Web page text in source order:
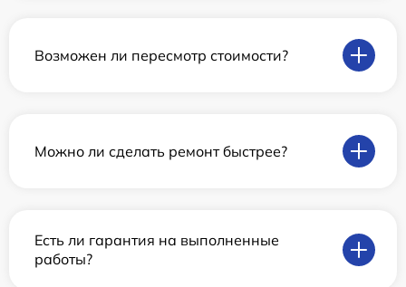
Возможен ли пересмотр стоимости?
Можно ли сделать ремонт быстрее?
Есть ли гарантия на выполненные
работы?